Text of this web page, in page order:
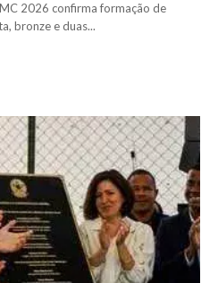
2026 confirma formação de
bronze e duas...